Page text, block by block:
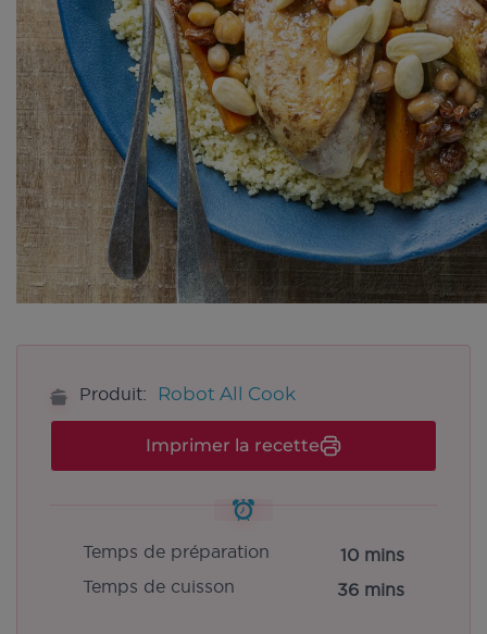
Produit: Robot All Cook
Imprimer la recette
Temps de préparation
10 mins
Temps de cuisson
36 mins